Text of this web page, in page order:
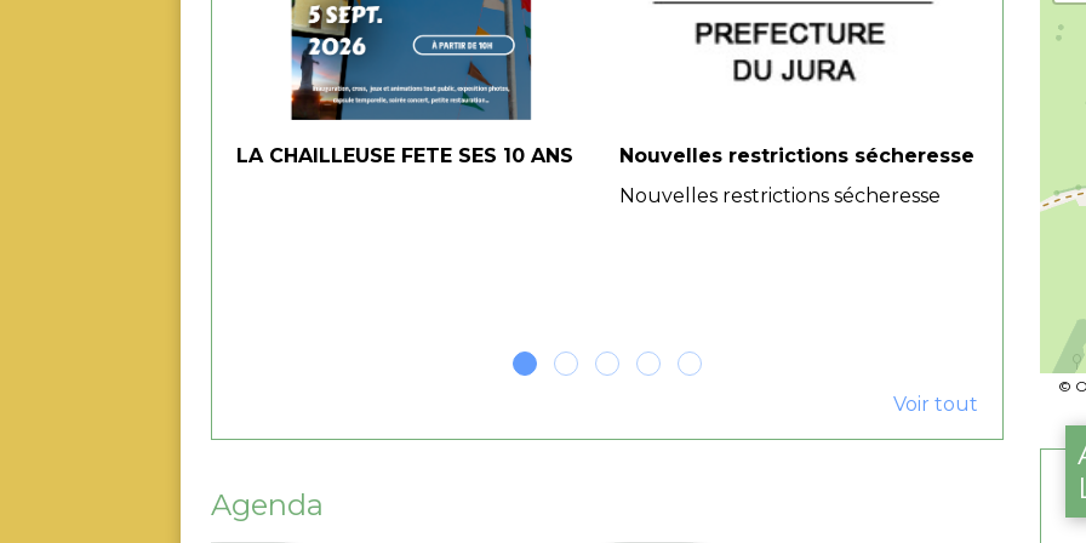
LA CHAILLEUSE FETE SES 10 ANS
Nouvelles restrictions sécheresse
Nouvelles restrictions sécheresse
juillet
Voir tout
Agenda
©